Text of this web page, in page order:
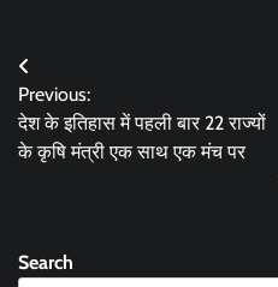
Post
navigation
Previous:
देश के इतिहास में पहली बार 22 राज्यों
के कृषि मंत्री एक साथ एक मंच पर
Search